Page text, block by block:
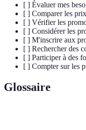
[ ] Évaluer mes
[ ] Comparer les
[ ] Vérifier les
[ ] Considérer les
[ ] M'inscrire aux
[ ] Rechercher des
[ ] Participer à des
[ ] Compter sur les
Glossaire